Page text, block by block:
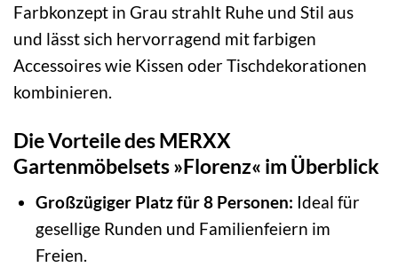
Farbkonzept in Grau strahlt Ruhe und Stil aus
und lässt sich hervorragend mit farbigen
Accessoires wie Kissen oder Tischdekorationen
kombinieren.
Die Vorteile des MERXX
Gartenmöbelsets »Florenz« im Überblick
Großzügiger Platz für 8 Personen: Ideal für
gesellige Runden und Familienfeiern im
Freien.